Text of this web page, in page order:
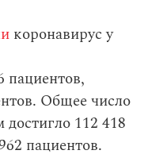
коронавирус у
пациентов,
Общее число
112 418
пациентов.